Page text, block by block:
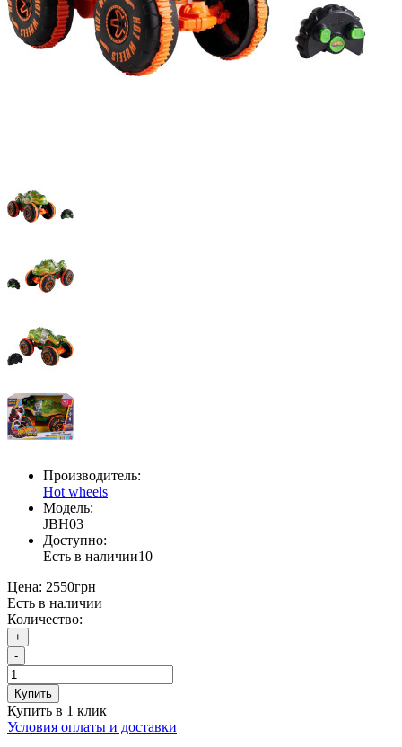
Производитель:
Hot wheels
Модель:
JBH03
Доступно:
Есть в наличии10
Цена: 2550грн
Есть в наличии
Количество:
+
-
Купить
Купить в 1 клик
Условия оплаты и доставки